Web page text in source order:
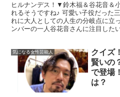
ヒルナンデス！▼鈴木福＆谷花音＆
れるそうですね♪ 可愛い子役だった
れに大人としての人生の分岐点に立
ンバーの一人谷花音さんに注目した
気になる女性芸能人
クイズ
賢いの
で登場
は？